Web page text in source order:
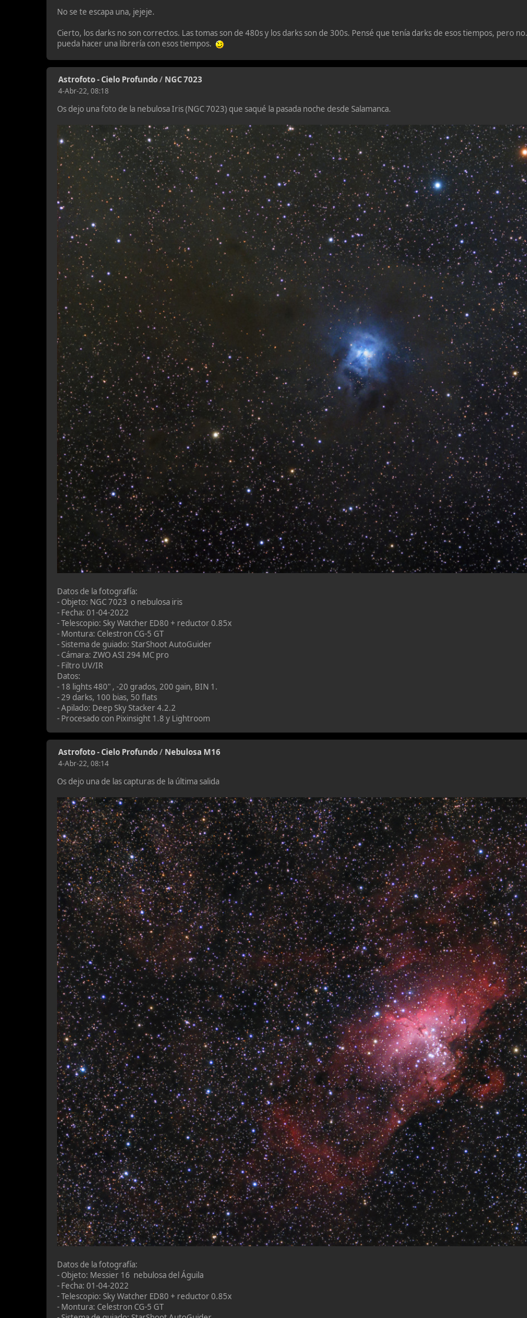
No se te escapa una, jejeje.
Cierto, los darks no son correctos. Las tomas son de 480s y los darks son de 300s. Pensé que tenía darks de esos tiempos, pero
pueda hacer una librería con esos tiempos.
Astrofoto - Cielo Profundo/ NGC 7023
4-Abr-22, 08:18
Os dejo una foto de la nebulosa Iris (NGC 7023) que saqué la pasada noche desde Salamanca.
Datos de la fotografía:
- Objeto: NGC 7023 o nebulosa iris
- Fecha: 01-04-2022
- Telescopio: Sky Watcher ED80 + reductor 0.85x
- Montura: Celestron CG-5 GT
- Sistema de guiado: StarShoot AutoGuider
- Cámara: ZWO ASI 294 MC pro
- Filtro UV/IR
Datos:
- 18 lights 480" , -20 grados, 200 gain, BIN 1.
- 29 darks, 100 bias, 50 flats
- Apilado: Deep Sky Stacker 4.2.2
- Procesado con Pixinsight 1.8 y Lightroom
Astrofoto - Cielo Profundo/ Nebulosa M16
4-Abr-22, 08:14
Os dejo una de las capturas de la última salida
Datos de la fotografía:
- Objeto: Messier 16 nebulosa del Águila
- Fecha: 01-04-2022
- Telescopio: Sky Watcher ED80 + reductor 0.85x
- Montura: Celestron CG-5 GT